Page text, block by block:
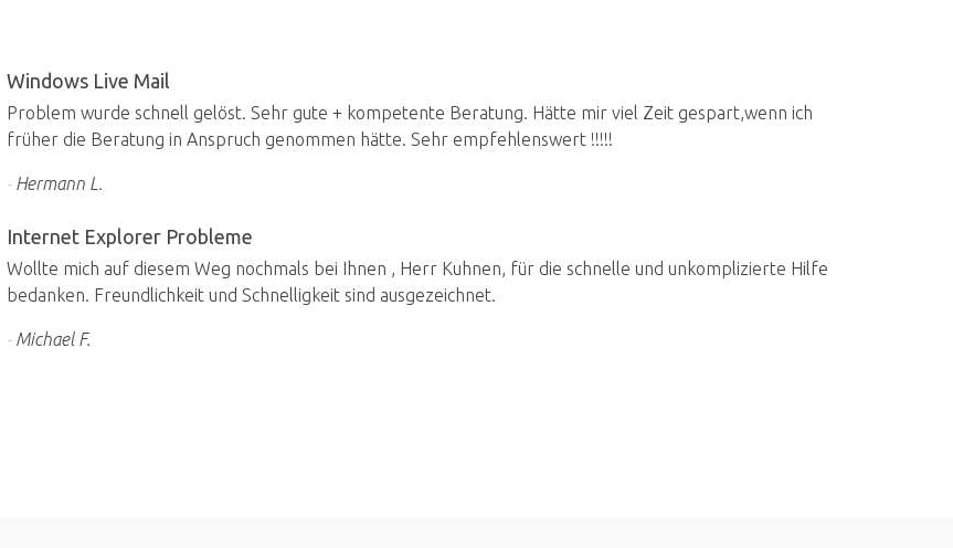
Windows Live Mail
Problem wurde schnell gelöst. Sehr gute + kompetente Beratung. Hätte mir viel Zeit gespart,wenn ich
früher die Beratung in Anspruch genommen hätte. Sehr empfehlenswert !!!!!
Hermann L.
Internet Explorer Probleme
Wollte mich auf diesem Weg nochmals bei Ihnen , Herr Kuhnen, für die schnelle und unkomplizierte Hilfe
bedanken. Freundlichkeit und Schnelligkeit sind ausgezeichnet.
Michael F.